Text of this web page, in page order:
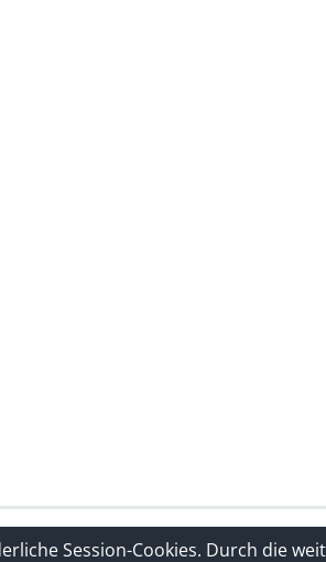
Sitelinks
Session-Cookies. Durch die